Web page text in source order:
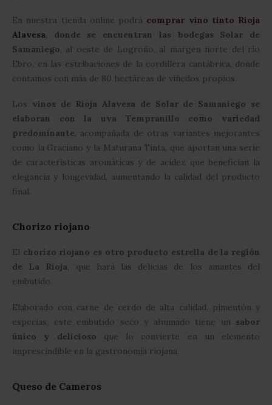
En nuestra tienda online podrá comprar vino tinto Rioja
Alavesa
donde se encuentran las bodegas Solar de
Samaniego , al oeste de Logroño, al margen norte del río
Ebro, en las estribaciones de la cordillera cantábrica, donde
contamos con más de 80 hectáreas de viñedos propios.
Los vinos de Rioja Alavesa de Solar de Samaniego se
elaboran con la uva Tempranillo como variedad
predominante, acompañada de otras variantes mejorantes
como la Graciano y la Maturana Tinta, que aportan una serie
de características aromáticas y de acidez que benefician la
elegancia y longevidad, aumentando la calidad del producto
final.
Chorizo riojano
El chorizo riojano es otro producto estrella de la región
de La Rioja, que hará las delicias de los amantes del
embutido.
Elaborado con carne de cerdo de alta calidad, pimentón y
especias, este embutido seco y ahumado tiene un sabor
único y delicioso que lo convierte en un elemento
imprescindible en la gastronomía riojana.
Queso de Cameros